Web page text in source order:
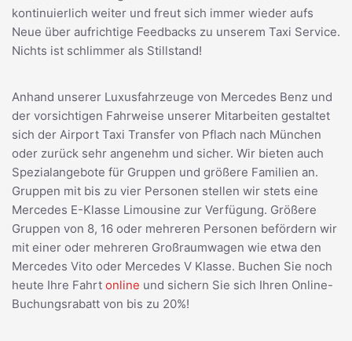
kontinuierlich weiter und freut sich immer wieder aufs
Neue über aufrichtige Feedbacks zu unserem Taxi Service.
Nichts ist schlimmer als Stillstand!
Anhand unserer Luxusfahrzeuge von Mercedes Benz und
der vorsichtigen Fahrweise unserer Mitarbeiten gestaltet
sich der Airport Taxi Transfer von Pflach nach München
oder zurück sehr angenehm und sicher. Wir bieten auch
Spezialangebote für Gruppen und größere Familien an.
Gruppen mit bis zu vier Personen stellen wir stets eine
Mercedes E-Klasse Limousine zur Verfügung. Größere
Gruppen von 8, 16 oder mehreren Personen befördern wir
mit einer oder mehreren Großraumwagen wie etwa den
Mercedes Vito oder Mercedes V Klasse. Buchen Sie noch
heute Ihre Fahrt online und sichern Sie sich Ihren Online-
Buchungsrabatt von bis zu 20%!